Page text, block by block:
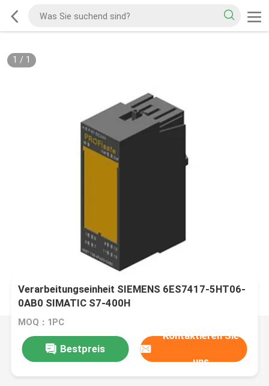
1 / 1
Verarbeitungseinheit SIEMENS 6ES7417-5HT06-
0AB0 SIMATIC S7-400H
MOQ：1PC
Bestpreis
Kontaktieren Sie
uns